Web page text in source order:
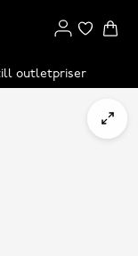
till outletpriser